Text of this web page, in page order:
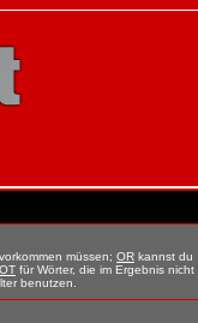
müssen; OR kannst du
für Wörter, die im Ergebnis nicht
benutzen.